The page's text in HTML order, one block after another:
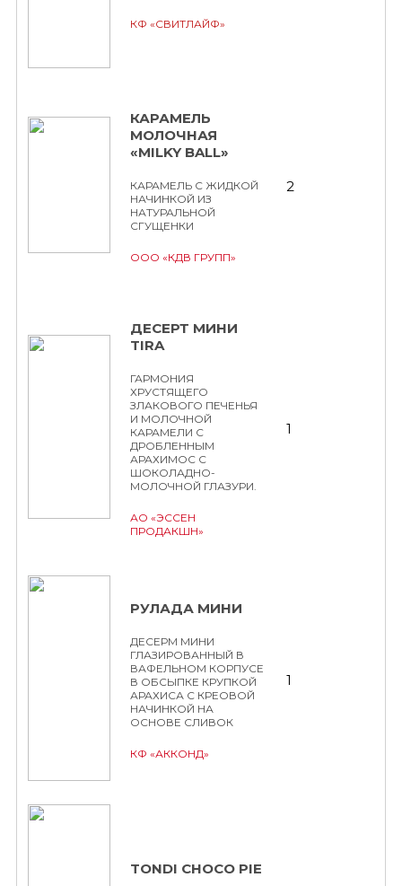
КФ «СВИТЛАЙФ»
КАРАМЕЛЬ
МОЛОЧНАЯ
«MILKY BALL»
КАРАМЕЛЬ С ЖИДКОЙ
НАЧИНКОЙ ИЗ
НАТУРАЛЬНОЙ
СГУЩЕНКИ
ООО «КДВ ГРУПП»
2
ДЕСЕРТ МИНИ
TIRA
ГАРМОНИЯ
ХРУСТЯЩЕГО
ЗЛАКОВОГО ПЕЧЕНЬЯ
И МОЛОЧНОЙ
КАРАМЕЛИ С
ДРОБЛЕННЫМ
АРАХИМОС С
ШОКОЛАДНО-
МОЛОЧНОЙ ГЛАЗУРИ.
АО «ЭССЕН
ПРОДАКШН»
1
РУЛАДА МИНИ
ДЕСЕРМ МИНИ
ГЛАЗИРОВАННЫЙ В
ВАФЕЛЬНОМ КОРПУСЕ
В ОБСЫПКЕ КРУПКОЙ
АРАХИСА С КРЕОВОЙ
НАЧИНКОЙ НА
ОСНОВЕ СЛИВОК
КФ «АККОНД»
1
TONDI CHOCO PIE